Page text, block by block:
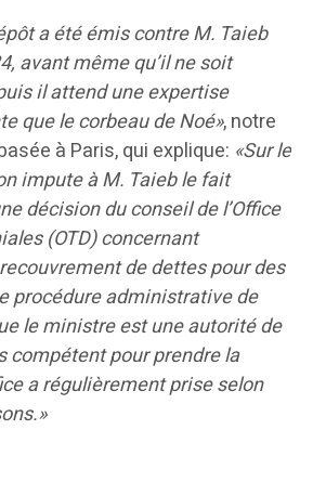
a été émis contre M. Taieb
avant même qu’il ne soit
il attend une expertise
que le corbeau de Noé», notre
à Paris, qui explique: «Sur le
impute à M. Taieb le fait
décision du conseil de l’Office
(OTD) concernant
de dettes pour des
procédure administrative de
le ministre est une autorité de
compétent pour prendre la
a régulièrement prise selon